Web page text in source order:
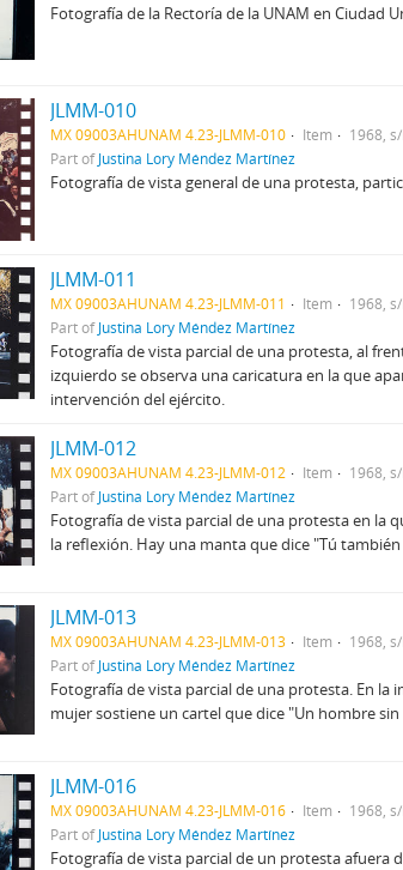
Fotografía de la Rectoría de la UNAM en Ciudad
JLMM-010
MX 09003AHUNAM 4.23-JLMM-010 Item
1968,
Part ofJustina Lory Méndez Martínez
Fotografía de vista general de una protesta,
JLMM-011
MX 09003AHUNAM 4.23-JLMM-011 Item
1968,
Part ofJustina Lory Méndez Martínez
Fotografía de vista parcial de una protesta, al
izquierdo se observa una caricatura en la que
intervención del ejército.
JLMM-012
MX 09003AHUNAM 4.23-JLMM-012 Item
1968,
Part ofJustina Lory Méndez Martínez
Fotografía de vista parcial de una protesta en la
la reflexión. Hay una manta que dice "Tú
JLMM-013
MX 09003AHUNAM 4.23-JLMM-013 Item
1968,
Part ofJustina Lory Méndez Martínez
Fotografía de vista parcial de una protesta. En la
mujer sostiene un cartel que dice "Un hombre
JLMM-016
MX 09003AHUNAM 4.23-JLMM-016 Item
1968,
Part ofJustina Lory Méndez Martínez
Fotografía de vista parcial de un protesta afuera